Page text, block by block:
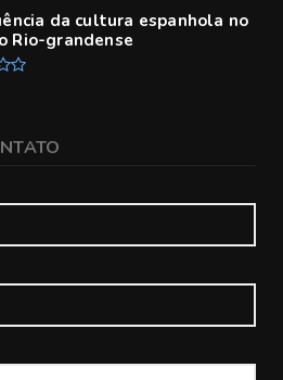
da cultura espanhola no
Rio-grandense